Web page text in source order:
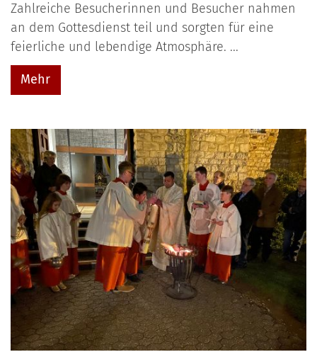
Zahlreiche Besucherinnen und Besucher nahmen
an dem Gottesdienst teil und sorgten für eine
feierliche und lebendige Atmosphäre. ...
Mehr